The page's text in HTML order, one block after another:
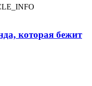
которая бежит